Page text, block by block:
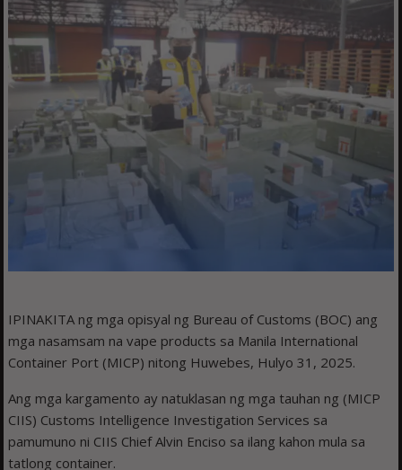
IPINAKITA ng mga opisyal ng Bureau of Customs (BOC) ang
mga nasamsam na vape products sa Manila International
Container Port (MICP) nitong Huwebes, Hulyo 31, 2025.
Ang mga kargamento ay natuklasan ng mga tauhan ng (MICP
CIIS) Customs Intelligence Investigation Services sa
pamumuno ni CIIS Chief Alvin Enciso sa ilang kahon mula sa
tatlong container.